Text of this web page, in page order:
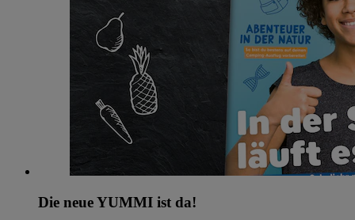
Die neue YUMMI ist da!